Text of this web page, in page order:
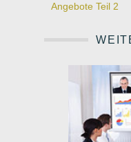
Angebote Teil 2